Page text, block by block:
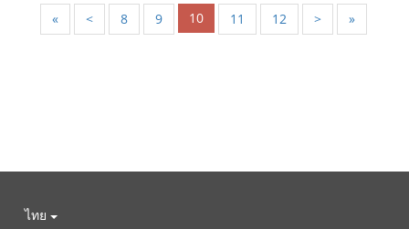
« < 8 9 10 11 12 > »
ไทย